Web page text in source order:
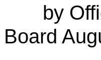
by
Board